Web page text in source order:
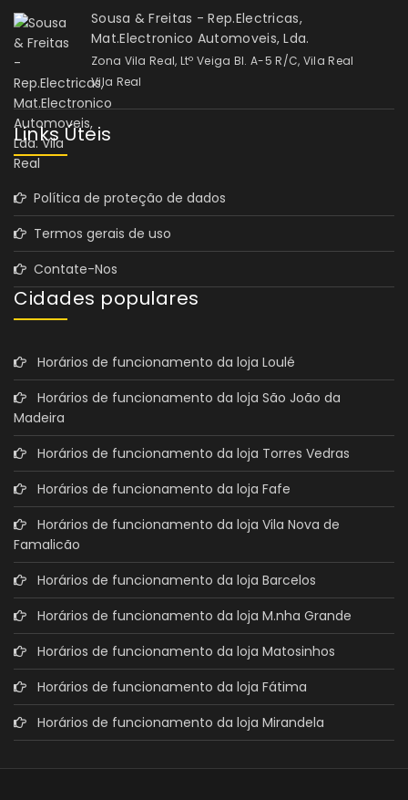
Sousa & Freitas - Rep.Electricas,
Mat.Electronico Automoveis, Lda.
Zona Vila Real, Ltº Veiga Bl. A-5 R/C, Vila Real
Vila Real
Links Úteis
Política de proteção de dados
Termos gerais de uso
Contate-Nos
Cidades populares
Horários de funcionamento da loja Loulé
Horários de funcionamento da loja São João da
Madeira
Horários de funcionamento da loja Torres Vedras
Horários de funcionamento da loja Fafe
Horários de funcionamento da loja Vila Nova de
Famalicão
Horários de funcionamento da loja Barcelos
Horários de funcionamento da loja M.nha Grande
Horários de funcionamento da loja Matosinhos
Horários de funcionamento da loja Fátima
Horários de funcionamento da loja Mirandela